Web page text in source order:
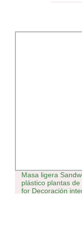
Masa ligera
plástico plantas
for Decoración